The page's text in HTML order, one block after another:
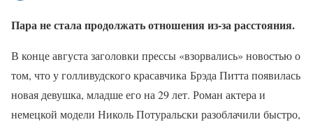
Пара не стала продолжать отношения из-за расстояния.
В конце августа заголовки прессы «взорвались» новостью о
том, что у голливудского красавчика Брэда Питта появилась
новая девушка, младше его на 29 лет. Роман актера и
немецкой модели Николь Потуральски разоблачили быстро,